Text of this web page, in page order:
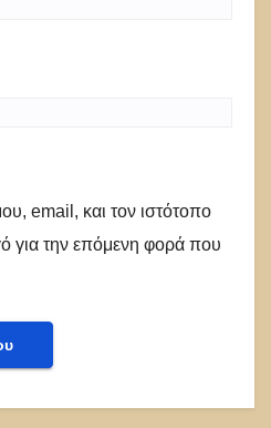
email, και τον ιστότοπο
για την επόμενη φορά που